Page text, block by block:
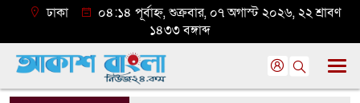
ঢাকা
০৪:১৪ পূর্বাহ্ন, শুক্রবার, ০৭ অগাস্ট ২০২৬, ২২ শ্রাবণ
১৪৩৩ বঙ্গাব্দ